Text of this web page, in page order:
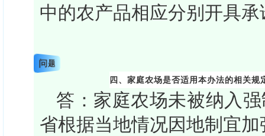
中的农产品相应分别开具
问题
四、家庭农场是否适用本办法的相关
答：家庭农场未被纳入
省根据当地情况因地制宜